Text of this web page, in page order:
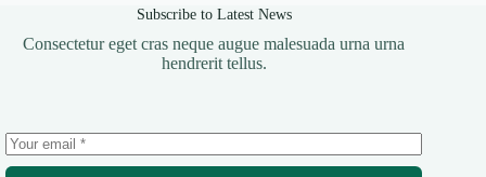
Subscribe to Latest News
Consectetur eget cras neque augue malesuada urna urna
hendrerit tellus.